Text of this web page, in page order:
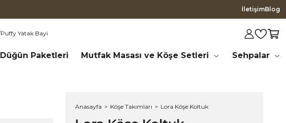
İletişimBlog
Düğün Paketleri Mutfak Masası ve Köşe Setleri Sehpalar
Anasayfa Köşe Takımları Lora Köşe Koltuk